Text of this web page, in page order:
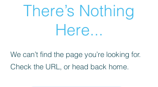
There’s Nothing
Here...
We can’t find the page you’re looking for.
Check the URL, or head back home.